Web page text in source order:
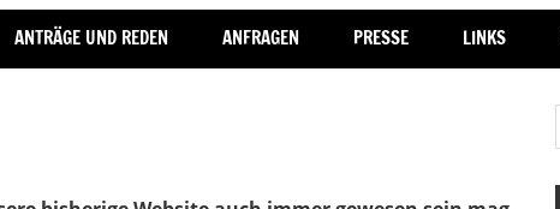
ANTRÄGE UND REDEN ANFRAGEN PRESSE LINKS